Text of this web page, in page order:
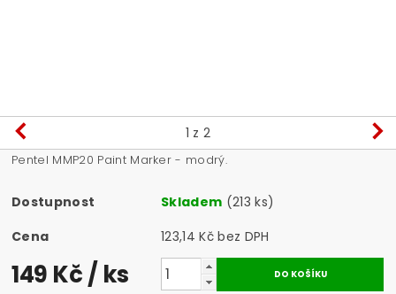
1 z 2
Pentel MMP20 Paint Marker - modrý.
Dostupnost Skladem (213 ks)
Cena
123,14 Kč bez DPH
149 Kč/ ks